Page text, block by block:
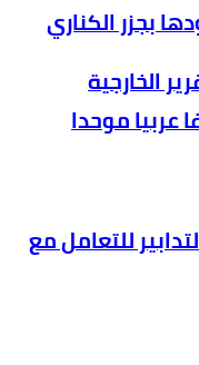
بجزر الكناري
الخارجية
عربيا موحدا
للتعامل مع